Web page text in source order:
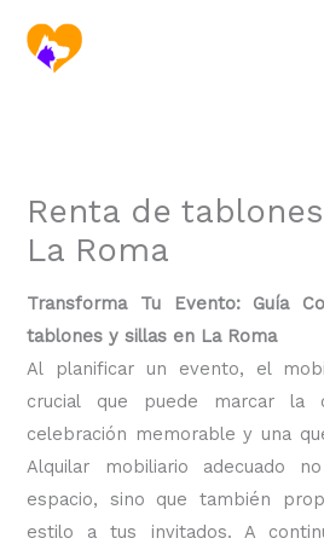
contenido
Renta de
La Roma
Transforma Tu Evento: Guía
tablones y sillas en La Roma
Al planificar un evento, el
crucial que puede marcar la
celebración memorable y una
Alquilar mobiliario adecuado
espacio, sino que también
estilo a tus invitados. A